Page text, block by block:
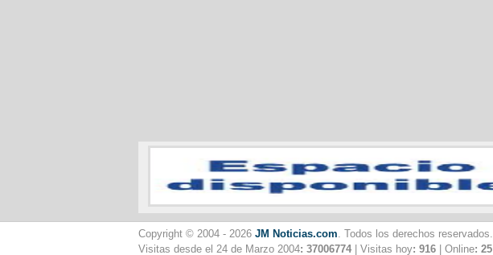
Copyright © 2004 - 2026 JM Noticias.com. Todos los derechos reservados.
Visitas desde el 24 de Marzo 2004: 37006774 | Visitas hoy: 916 | Online: 25